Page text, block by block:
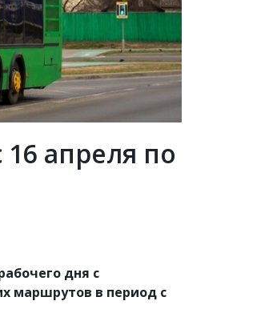
апреля по
дня с
маршрутов в период с